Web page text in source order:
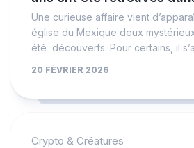
Une curieuse affaire vient
église du Mexique deux
été découverts. Pour certains, il
20 FÉVRIER 2026
Crypto & Créatures